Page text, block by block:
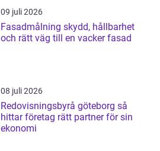
09 juli 2026
Fasadmålning skydd, hållbarhet
och rätt väg till en vacker fasad
08 juli 2026
Redovisningsbyrå göteborg så
hittar företag rätt partner för sin
ekonomi